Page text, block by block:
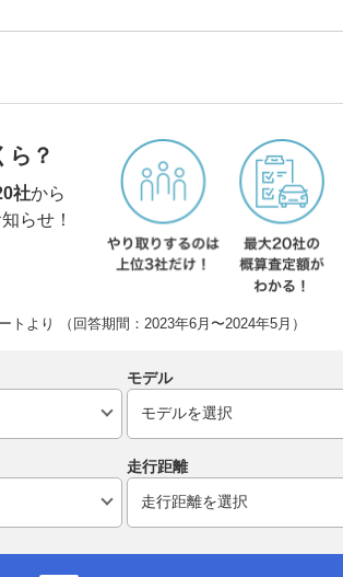
ら？
社から
らせ！
より （回答期間：2023年6月〜2024年5月）
モデル
走行距離